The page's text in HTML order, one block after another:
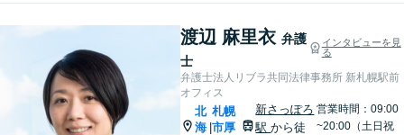
渡辺 麻里衣 弁護
士
インタビューを見
る
弁護士法人リブラ共同法律事務所 新札幌駅前
オフィス
北
海 |
札幌
市厚
新さっぽろ
駅から徒
営業時間：09:00
~20:00（土日祝